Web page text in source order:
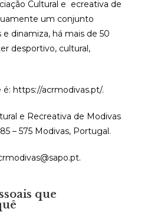
Cultural e ecreativa de
um conjunto
dinamiza, há mais de 50
desportivo, cultural,
https://acrmodivas.pt/.
e Recreativa de Modivas
– 575 Modivas, Portugal.
que